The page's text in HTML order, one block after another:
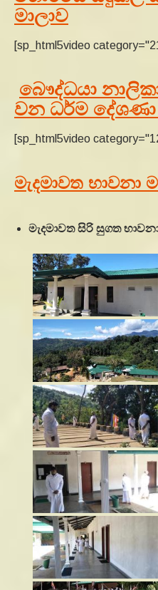
මාලාව
[sp_html5video
බෞද්ධයා
වන ධර්ම දේශණා
[sp_html5video
මැදමාවත භාවනා
මැදමාවත සිරි සුගත